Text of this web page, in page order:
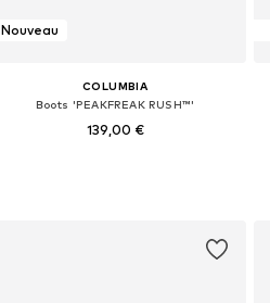
Nouveau
COLUMBIA
Boots 'PEAKFREAK RUSH™'
139,00 €